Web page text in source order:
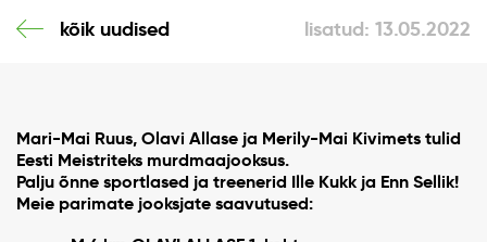
kõik uudised lisatud: 13.05.2022
Mari-Mai Ruus, Olavi Allase ja Merily-Mai Kivimets tulid
Eesti Meistriteks murdmaajooksus.
Palju õnne sportlased ja treenerid Ille Kukk ja Enn Sellik!
Meie parimate jooksjate saavutused: